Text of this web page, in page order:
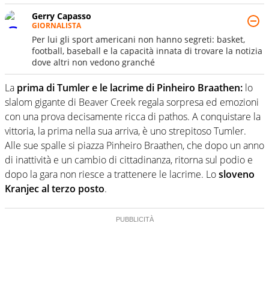
Gerry Capasso
GIORNALISTA
Per lui gli sport americani non hanno segreti: basket,
football, baseball e la capacità innata di trovare la notizia
dove altri non vedono granché
La prima di Tumler e le lacrime di Pinheiro Braathen: lo
slalom gigante di Beaver Creek regala sorpresa ed emozioni
con una prova decisamente ricca di pathos. A conquistare la
vittoria, la prima nella sua arriva, è uno strepitoso Tumler.
Alle sue spalle si piazza Pinheiro Braathen, che dopo un anno
di inattività e un cambio di cittadinanza, ritorna sul podio e
dopo la gara non riesce a trattenere le lacrime. Losloveno
Kranjec al terzo posto.